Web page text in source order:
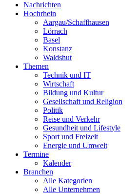
Nachrichten
Hochrhein
Aargau/Schaffhausen
Lörrach
Basel
Konstanz
Waldshut
Themen
Technik und IT
Wirtschaft
Bildung und Kultur
Gesellschaft und Religion
Politik
Reise und Verkehr
Gesundheit und Lifestyle
Sport und Freizeit
Energie und Umwelt
Termine
Kalender
Branchen
Alle Kategorien
Alle Unternehmen